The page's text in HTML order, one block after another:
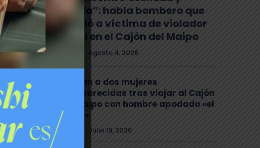
herida”: habla bombero que
auxilió a víctima de violador
serial en el Cajón del Maipo
Agosto 4, 2026
Buscan a dos mujeres
desaparecidas tras viajar al Cajón
del Maipo con hombre apodado «el
Chino»
Policial Julio 19, 2026